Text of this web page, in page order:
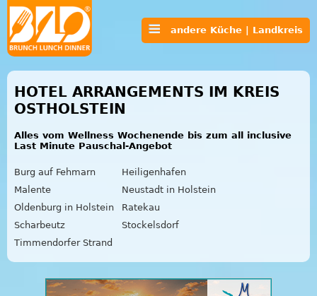
andere Küche | Landkreis
HOTEL ARRANGEMENTS IM KREIS
OSTHOLSTEIN
Alles vom Wellness Wochenende bis zum all inclusive
Last Minute Pauschal-Angebot
Burg auf Fehmarn
Heiligenhafen
Malente
Neustadt in Holstein
Oldenburg in Holstein
Ratekau
Scharbeutz
Stockelsdorf
Timmendorfer Strand